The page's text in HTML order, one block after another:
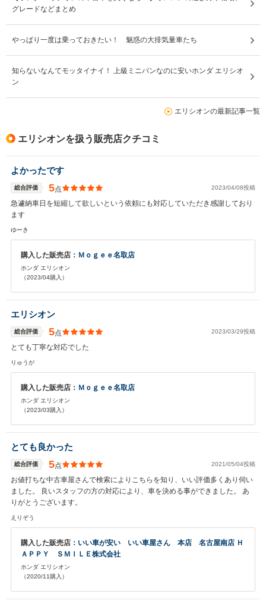
グレードなどまとめ
やっぱり一度は乗っておきたい！ 魅惑の大排気量車たち
知らないなんてモッタイナイ！ 上級ミニバンなのに安いホンダ エリシオ
ン
エリシオンの最新記事一覧
エリシオンを扱う販売店クチコミ
よかったです
総合評価 5点 2023/04/08投稿
急遽納車日を短縮して欲しいという依頼にも対応していただき感謝しており
ます
ゆーき
購入した販売店： Ｍｏｇｅｅ名取店
ホンダ エリシオン
（2023/04購入）
エリシオン
総合評価 5点 2023/03/29投稿
とても丁寧な対応でした
りゅうが
購入した販売店： Ｍｏｇｅｅ名取店
ホンダ エリシオン
（2023/03購入）
とても良かった
総合評価 5点 2021/05/04投稿
お値打ちな中古車屋さんで検索によりこちらを知り、いい評価多くあり伺い
ました。 良いスタッフの方の対応により、車を決める事ができました。 あ
りがとうございます。
えりぞう
購入した販売店： いい車が安い いい車屋さん 本店 名古屋南店 Ｈ
ＡＰＰＹ ＳＭＩＬＥ株式会社
ホンダ エリシオン
（2020/11購入）